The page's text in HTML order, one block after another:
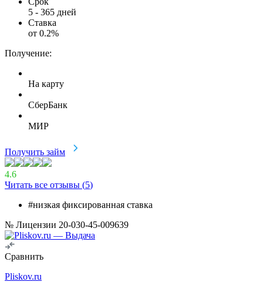
5 - 365 дней
Ставка
от 0.2%
Получение:
На карту
СберБанк
МИР
Получить займ
4.6
Читать все отзывы (5)
#низкая фиксированная ставка
№ Лицензии 20-030-45-009639
Сравнить
Pliskov.ru